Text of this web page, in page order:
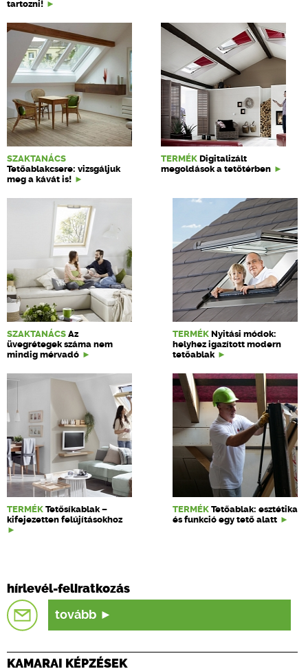
tartozni!
SZAKTANÁCS
Tetőablakcsere: vizsgáljuk
meg a kávát is!
TERMÉK Digitalizált
megoldások a tetőtérben
SZAKTANÁCS Az
üvegrétegek száma nem
mindig mérvadó
TERMÉK Nyitási módok:
helyhez igazított modern
tetőablak
TERMÉK Tetősíkablak –
kifejezetten felújításokhoz
TERMÉK Tetőablak: esztétika
és funkció egy tető alatt
hírlevél-feliratkozás
tovább
KAMARAI KÉPZÉSEK